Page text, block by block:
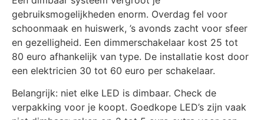
gebruiksmogelijkheden enorm. Overdag fel voor
schoonmaak en huiswerk, ’s avonds zacht voor sfeer
en gezelligheid. Een dimmerschakelaar kost 25 tot
80 euro afhankelijk van type. De installatie kost door
een elektricien 30 tot 60 euro per schakelaar.
Belangrijk: niet elke LED is dimbaar. Check de
verpakking voor je koopt. Goedkope LED’s zijn vaak